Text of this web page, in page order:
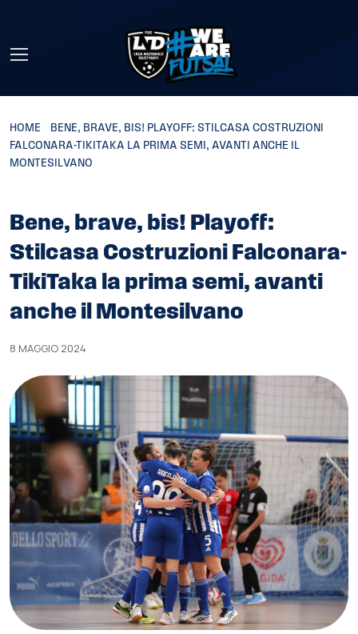
HOME
BENE, BRAVE, BIS! PLAYOFF: STILCASA COSTRUZIONI
FALCONARA-TIKITAKA LA PRIMA SEMI, AVANTI ANCHE IL
MONTESILVANO
Bene, brave, bis! Playoff:
Stilcasa Costruzioni Falconara-
TikiTaka la prima semi, avanti
anche il Montesilvano
8 MAGGIO 2024